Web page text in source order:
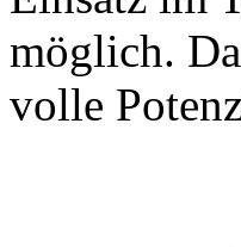
möglich.
volle